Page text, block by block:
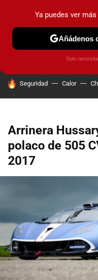
PRUEBAS COCHES
HOY SE HABLA DE
Seguridad Calor
Arrinera
polaco de 505
2017
Ya puedes ver
Añádenos
Solo